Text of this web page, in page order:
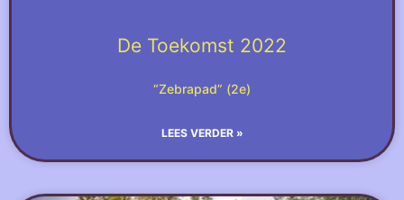
De Toekomst 2022
“Zebrapad” (2e)
LEES VERDER »